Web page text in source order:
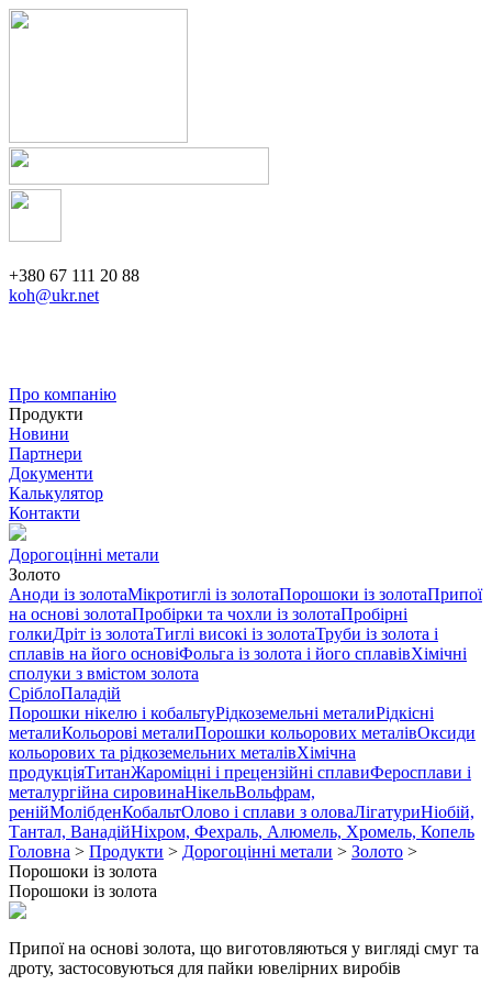
+380 67 111 20 88
koh@ukr.net
Про компанію
Продукти
Новини
Партнери
Документи
Калькулятор
Контакти
Дорогоцінні метали
Золото
Аноди із золотаМікротиглі із золотаПорошоки із золотаПрипої
на основі золотаПробірки та чохли із золотаПробірні
голкиДріт із золотаТиглі високі із золотаТруби із золота і
сплавів на його основіФольга із золота і його сплавівХімічні
сполуки з вмістом золота
СріблоПаладій
Порошки нікелю і кобальтуРідкоземельні металиРідкісні
металиКольорові металиПорошки кольорових металівОксиди
кольорових та рідкоземельних металівХімічна
продукціяТитанЖароміцні і прецензійні сплавиФеросплави і
металургійна сировинаНікельВольфрам,
ренійМолібденКобальтОлово і сплави з оловаЛігатуриНіобій,
Тантал, ВанадійНіхром, Фехраль, Алюмель, Хромель, Копель
Головна > Продукти > Дорогоцінні метали > Золото >
Порошоки із золота
Порошоки із золота
Припої на основі золота, що виготовляються у вигляді смуг та
дроту, застосовуються для пайки ювелірних виробів